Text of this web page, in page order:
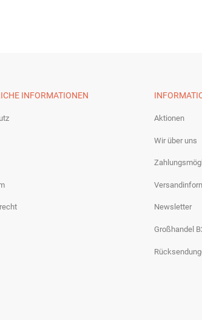
INFORMATIONEN
Aktionen
Wir über uns
Newsletter
Großhandel